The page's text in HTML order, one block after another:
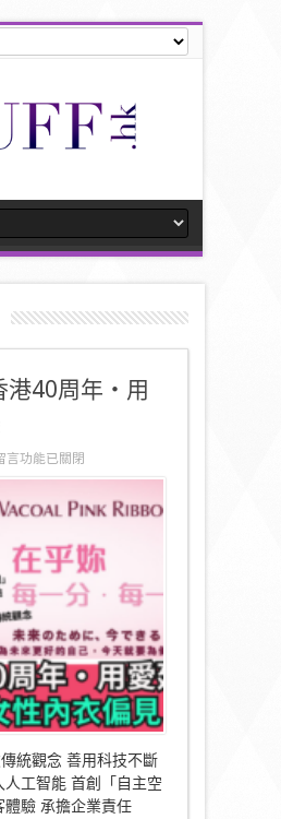
港40周年‧用
Wacoal
年‧
〉
言功能已關閉
統觀念 善用科技不斷
人工智能 首創「自主空
體驗 承擔企業責任